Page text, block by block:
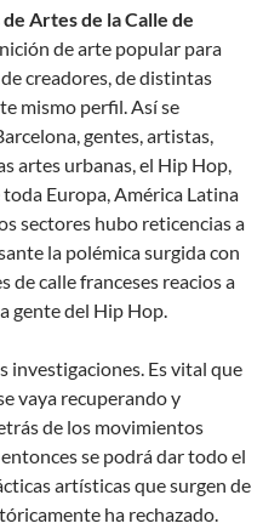
Artes de la Calle de
de arte popular para
creadores, de distintas
mismo perfil. Así se
gentes, artistas,
artes urbanas, el Hip Hop,
Europa, América Latina
sectores hubo reticencias a
la polémica surgida con
de calle franceses reacios a
gente del Hip Hop.
investigaciones. Es vital que
vaya recuperando y
de los movimientos
se podrá dar todo el
artísticas que surgen de
ha rechazado.